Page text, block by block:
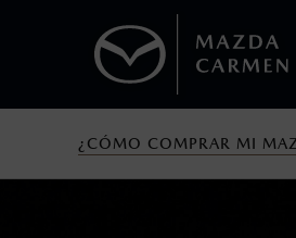
¿CÓMO COMPRAR MI
1
Los precios y